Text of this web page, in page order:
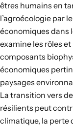
êtres humains en
l’agroécologie par
économiques dans
examine les rôles
composants
économiques
paysages
La transition vers
résilients peut
climatique, la perte